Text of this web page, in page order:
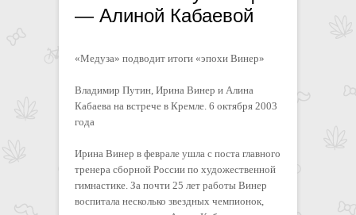
— Алиной Кабаевой
«Медуза» подводит итоги «эпохи Винер»
Владимир Путин, Ирина Винер и Алина
Кабаева на встрече в Кремле. 6 октября 2003
года
Ирина Винер в феврале ушла с поста главного
тренера сборной России по художественной
гимнастике. За почти 25 лет работы Винер
воспитала несколько звездных чемпионок,